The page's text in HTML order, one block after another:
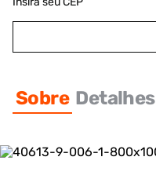
Sobre Detalhes